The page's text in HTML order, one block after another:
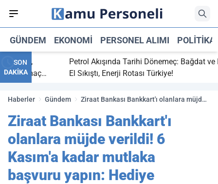
GÜNDEM EKONOMI PERSONEL ALIMI POLITIKA
SON
DAKİKA
bitti,
maç
Petrol Akışında Tarihi Dönemeç: Bağdat ve
El Sıkıştı, Enerji Rotası Türkiye!
Haberler Gündem
Ziraat Bankası Bankkart'ı olanlara müjde
yapın: Hediye edilecek
Ziraat Bankası Bankkart'ı
olanlara müjde verildi! 6
Kasım'a kadar mutlaka
başvuru yapın: Hediye